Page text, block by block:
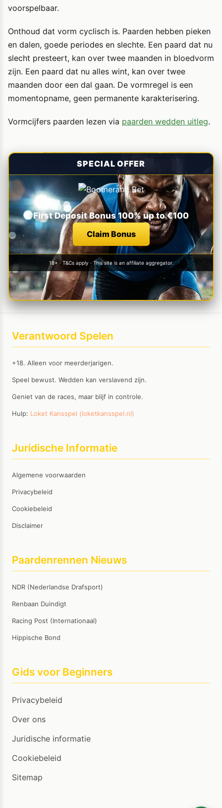
voorspelbaar.
Onthoud dat vorm cyclisch is. Paarden hebben pieken
en dalen, goede periodes en slechte. Een paard dat nu
slecht presteert, kan over twee maanden in bloedvorm
zijn. Een paard dat nu alles wint, kan over twee
maanden door een dal gaan. De vormregel is een
momentopname, geen permanente karakterisering.
Vormcijfers paarden lezen via paarden wedden uitleg.
SPECIAL OFFER
First Deposit Bonus 100% up to €100
Claim Bonus
18+ · T&Cs apply · This site is an affiliate aggregator.
Verantwoord Spelen
+18. Alleen voor meerderjarigen.
Speel bewust. Wedden kan verslavend zijn.
Geniet van de races, maar blijf in controle.
Hulp: Loket Kansspel (loketkansspel.nl)
Juridische Informatie
Algemene voorwaarden
Privacybeleid
Cookiebeleid
Disclaimer
Paardenrennen Nieuws
NDR (Nederlandse Drafsport)
Renbaan Duindigt
Racing Post (Internationaal)
Hippische Bond
Gids voor Beginners
Privacybeleid
Over ons
Juridische informatie
Cookiebeleid
Sitemap